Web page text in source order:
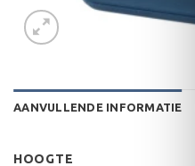
AANVULLENDE INFORMATIE
HOOGTE